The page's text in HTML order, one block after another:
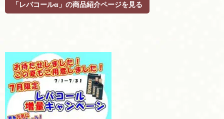
「レバコールα」の商品紹介ページを見る